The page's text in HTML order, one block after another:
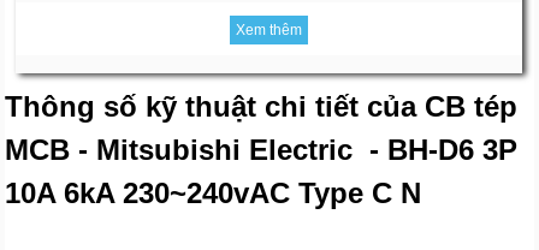
Xem thêm
Thông số kỹ thuật chi tiết của CB tép
MCB - Mitsubishi Electric - BH-D6 3P
10A 6kA 230~240vAC Type C N